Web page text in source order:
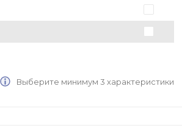
Выберите минимум 3 характеристики